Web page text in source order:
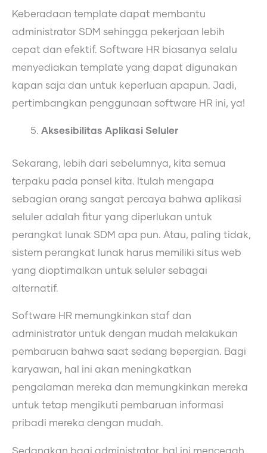
Keberadaan template dapat membantu
administrator SDM sehingga pekerjaan lebih
cepat dan efektif. Software HR biasanya selalu
menyediakan template yang dapat digunakan
kapan saja dan untuk keperluan apapun. Jadi,
pertimbangkan penggunaan software HR ini, ya!
Aksesibilitas Aplikasi Seluler
Sekarang, lebih dari sebelumnya, kita semua
terpaku pada ponsel kita. Itulah mengapa
sebagian orang sangat percaya bahwa aplikasi
seluler adalah fitur yang diperlukan untuk
perangkat lunak SDM apa pun. Atau, paling tidak,
sistem perangkat lunak harus memiliki situs web
yang dioptimalkan untuk seluler sebagai
alternatif.
Software HR memungkinkan staf dan
administrator untuk dengan mudah melakukan
pembaruan bahwa saat sedang bepergian. Bagi
karyawan, hal ini akan meningkatkan
pengalaman mereka dan memungkinkan mereka
untuk tetap mengikuti pembaruan informasi
pribadi mereka dengan mudah.